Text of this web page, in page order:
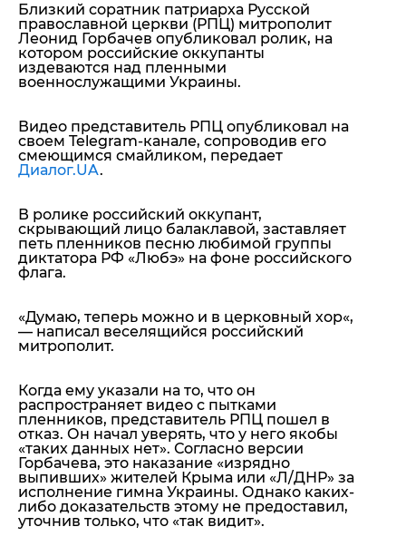
Близкий соратник патриарха Русской
православной церкви (РПЦ) митрополит
Леонид Горбачев опубликовал ролик, на
котором российские оккупанты
издеваются над пленными
военнослужащими Украины.
Видео представитель РПЦ опубликовал на
своем Telegram-канале, сопроводив его
смеющимся смайликом, передает
Диалог.UA.
В ролике российский оккупант,
скрывающий лицо балаклавой, заставляет
петь пленников песню любимой группы
диктатора РФ «Любэ» на фоне российского
флага.
«Думаю, теперь можно и в церковный хор«,
— написал веселящийся российский
митрополит.
Когда ему указали на то, что он
распространяет видео с пытками
пленников, представитель РПЦ пошел в
отказ. Он начал уверять, что у него якобы
«таких данных нет». Согласно версии
Горбачева, это наказание «изрядно
выпивших» жителей Крыма или «Л/ДНР» за
исполнение гимна Украины. Однако каких-
либо доказательств этому не предоставил,
уточнив только, что «так видит».